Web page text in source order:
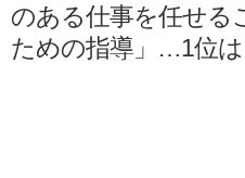
のある仕事を任せる
ための指導」…1位は